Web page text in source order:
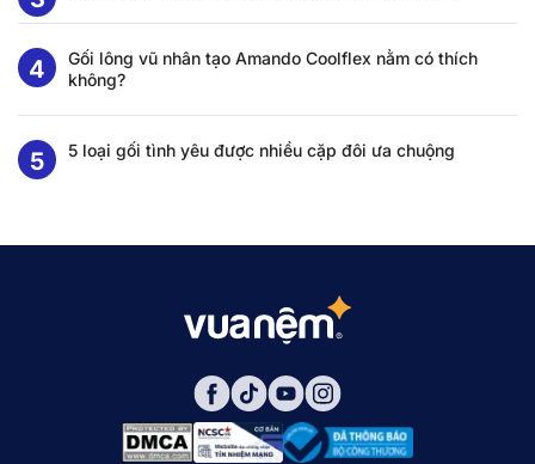
Gối lông vũ nhân tạo Amando Coolflex nằm có thích
không?
5 loại gối tình yêu được nhiều cặp đôi ưa chuộng